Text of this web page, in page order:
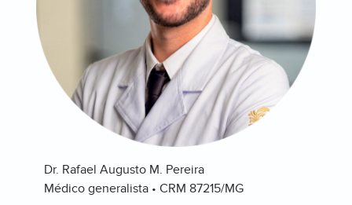
Dr. Rafael Augusto M. Pereira
Médico generalista • CRM 87215/MG